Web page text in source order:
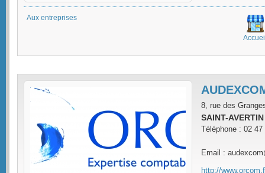
Aux entreprises
8, rue des
SAINT-
Téléphone : 02 47
Email :
http://